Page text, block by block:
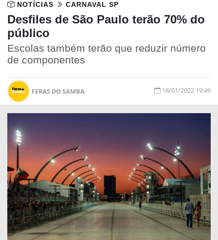
NOTÍCIAS CARNAVAL SP
Desfiles de São Paulo terão 70% do
público
Escolas também terão que reduzir número
de componentes
FERAS DO SAMBA 18/01/2022 19:49